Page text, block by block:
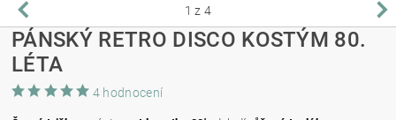
1 z 4
PÁNSKÝ RETRO DISCO KOSTÝM 80.
LÉTA
4 hodnocení